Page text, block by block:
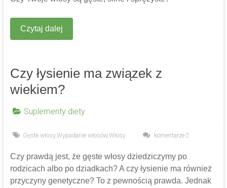
Czytaj dalej
Czy łysienie ma związek z
wiekiem?
Suplementy diety
Gęste włosy,Wypadanie włosów,Włosy komentarze 2
Czy prawdą jest, że gęste włosy dziedziczymy po
rodzicach albo po dziadkach? A czy łysienie ma również
przyczyny genetyczne? To z pewnością prawda. Jednak